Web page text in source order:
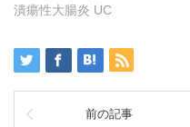
潰瘍性大腸炎 UC
前の記事